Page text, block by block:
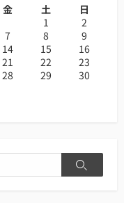
金 土
日
1
2
7 8
9
14 15
16
21 22
23
28 29
30
検